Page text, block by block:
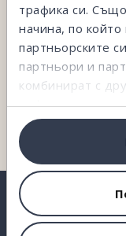
трафика си.
начина, по който
партньорските
партньори и
комбинират с
информация или
ползването от
НЕ
На твое